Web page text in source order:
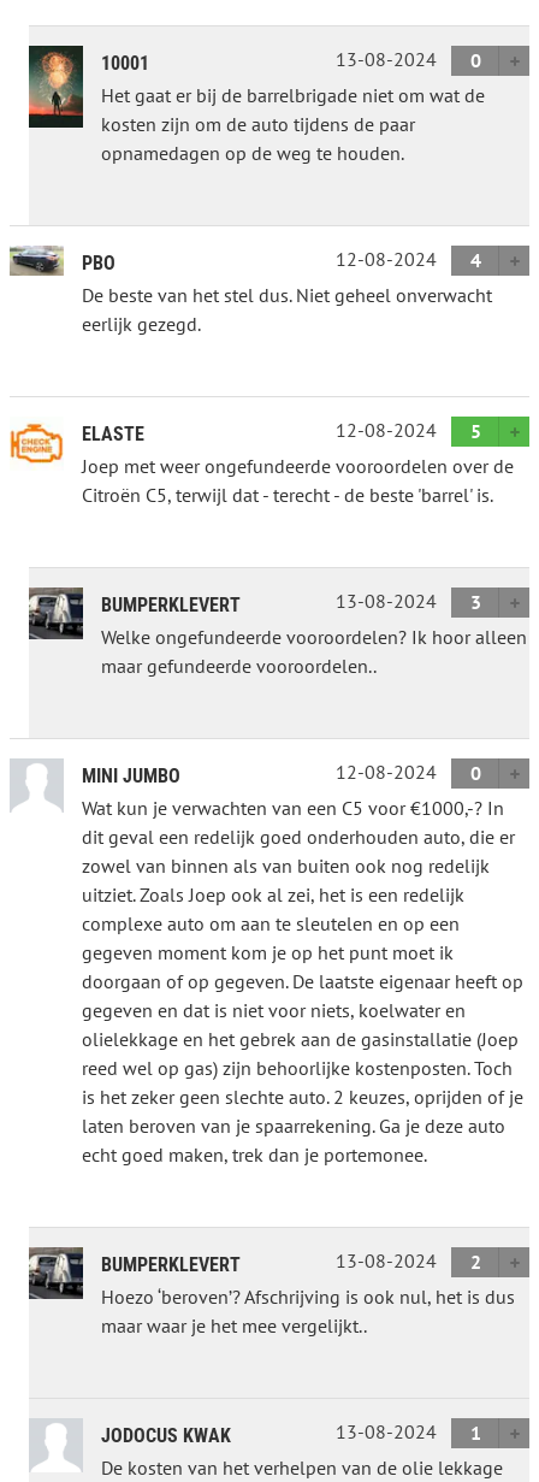
10001 13-08-2024
0
Het gaat er bij de barrelbrigade niet om wat de
kosten zijn om de auto tijdens de paar
opnamedagen op de weg te houden.
PBO 12-08-2024
4
De beste van het stel dus. Niet geheel onverwacht
eerlijk gezegd.
ELASTE 12-08-2024
5
Joep met weer ongefundeerde vooroordelen over de
Citroën C5, terwijl dat - terecht - de beste 'barrel' is.
BUMPERKLEVERT 13-08-2024
3
Welke ongefundeerde vooroordelen? Ik hoor alleen
maar gefundeerde vooroordelen..
MINI JUMBO 12-08-2024
0
Wat kun je verwachten van een C5 voor €1000,-? In
dit geval een redelijk goed onderhouden auto, die er
zowel van binnen als van buiten ook nog redelijk
uitziet. Zoals Joep ook al zei, het is een redelijk
complexe auto om aan te sleutelen en op een
gegeven moment kom je op het punt moet ik
doorgaan of op gegeven. De laatste eigenaar heeft op
gegeven en dat is niet voor niets, koelwater en
olielekkage en het gebrek aan de gasinstallatie (Joep
reed wel op gas) zijn behoorlijke kostenposten. Toch
is het zeker geen slechte auto. 2 keuzes, oprijden of je
laten beroven van je spaarrekening. Ga je deze auto
echt goed maken, trek dan je portemonee.
BUMPERKLEVERT 13-08-2024
2
Hoezo ‘beroven’? Afschrijving is ook nul, het is dus
maar waar je het mee vergelijkt..
JODOCUS KWAK 13-08-2024
1
De kosten van het verhelpen van de olie lekkage